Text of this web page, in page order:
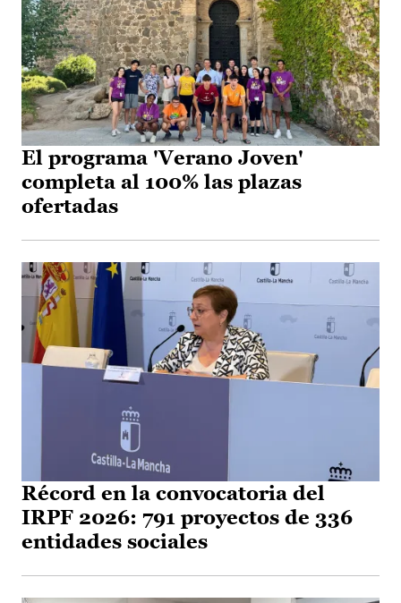
El programa 'Verano Joven'
completa al 100% las plazas
ofertadas
Récord en la convocatoria del
IRPF 2026: 791 proyectos de 336
entidades sociales